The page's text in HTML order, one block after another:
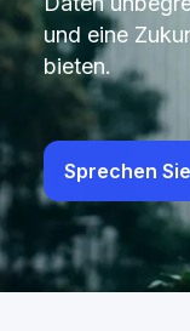
und eine
bieten.
Sprechen